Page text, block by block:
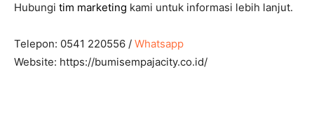
Hubungi tim marketing kami untuk informasi lebih lanjut.
Telepon: 0541 220556 / Whatsapp
Website: https://bumisempajacity.co.id/